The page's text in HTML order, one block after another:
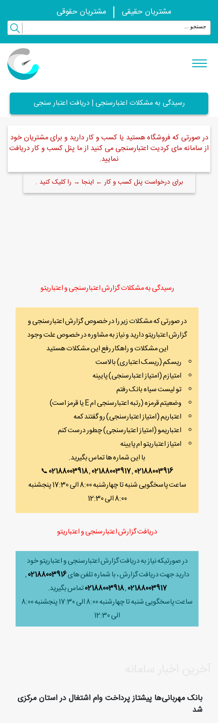
مشتریان حقیقی مشتریان حقوقی
رسیدگی به مشکلات اعتبارسنجی | دریافت اعتبار سنجی
در صورتی که فروشگاه هستید یا کسب و کار دارید و برای مشتریان خود
از سامانه مای کردیت اعتبارسنجی می کنید از ما پنل کسب و کار دریافت
نمایید.
برای درخواست پنل کسب و کار ← اینجا → را کلیک کنید .
رسیدگی به مشکلات گزارش اعتبارسنجی و اعتباریتو
در صورتی که مشکلات زیر را در خصوص گزارش اعتبارسنجی و
گزارش اعتباریتو دارید و نیاز به مشاوره در خصوص علت وجود
این مشکلات و راهکار رفع این مشکلات هستید
ریسکم (ریسک اعتباری) بالاست
امتیازم (امتیاز اعتبارسنجی) پایینه
تو لیست سیاه بانک رفتم
وضعیتم قرمزه (رتبه اعتبارسنجی ام E یا قرمز است)
اعتباریم (امتیاز اعتبارسنجی) رو گفتند کمه
اعتباریمو (امتیاز اعتبارسنجی) چطور درست کنم
امتیاز اعتباریتو ام پایینه
با این شماره ها تماس بگیرید.
02188003916
,
02188003917
,
02188003918
📞
ساعت پاسخگویی شنبه تا چهارشنبه 8:00 الی 17:30 پنجشنبه
8:00 الی 12:30
دریافت گزارش اعتبارسنجی و اعتباریتو
در صورتیکه نیاز به دریافت گزارش اعتبارسنجی و اعتباریتو خود
دارید جهت دریافت گزارش ، با شماره تلفن های02188003916
,
02188003917
,
02188003918تماس بگیرید.
ساعت پاسخگویی شنبه تا چهارشنبه 8:00 الی 17:30 پنجشنبه 8:00
الی 12:30
بانک مهربانی‌ها پیشتاز پرداخت وام اشتغال در استان مرکزی
شد